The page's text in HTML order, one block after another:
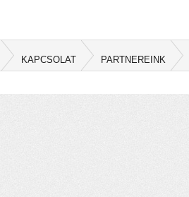
KAPCSOLAT PARTNEREINK